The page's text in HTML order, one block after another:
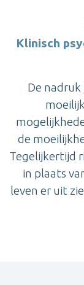
Klinisch
De
de
Tegelijkertijd
in plaats
leven er uit